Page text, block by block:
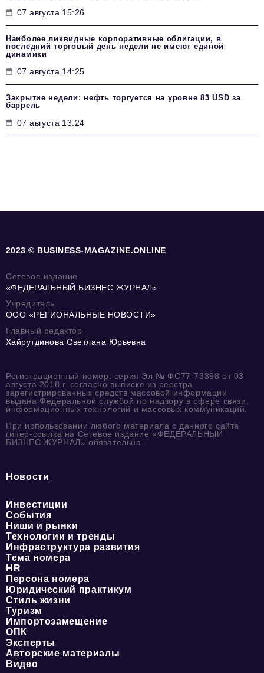
07 августа 15:26
Наиболее ликвидные корпоративные облигации, в
последний торговый день недели не имеют единой
динамики
07 августа 14:25
Закрытие недели: нефть торгуется на уровне 83 USD за
баррель
07 августа 13:24
2023 © BUSINESS-MAGAZINE.ONLINE
Сетевое издание
«ФЕДЕРАЛЬНЫЙ БИЗНЕС ЖУРНАЛ»
Учредитель
ООО «РЕГИОНАЛЬНЫЕ НОВОСТИ»
Главный редактор
Хайрутдинова Светлана Юрьевна
Регистрационный номер: серия Эл № ФС77-73398 от 03
августа 2018 г. согласно выписке из реестра
зарегистрированных средств массовой информации
выдана Федеральной службой по надзору в сфере связи,
информационных технологий и массовых коммуникаций.
При использовании любого материала с данного сайта
гипер-ссылка на Сетевое издание «ФЕДЕРАЛЬНЫЙ
БИЗНЕС ЖУРНАЛ» обязательна.
Новости
Инвестиции
События
Ниши и рынки
Технологии и тренды
Инфраструктура развития
Тема номера
HR
Персона номера
Юридический практикум
Стиль жизни
Туризм
Импортозамещение
ОПК
Эксперты
Авторские материалы
Видео